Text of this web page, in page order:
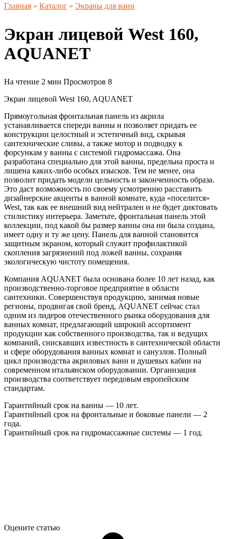
Главная » Каталог » Экраны для ванн
Экран лицевой West 160,
AQUANET
На чтение 2 мин Просмотров 8
Экран лицевой West 160, AQUANET
Прямоугольная фронтальная панель из акрила
устанавливается спереди ванны и позволяет придать ее
конструкции целостный и эстетичный вид, скрывая
сантехнические сливы, а также мотор и подводку к
форсункам у ванны с системой гидромассажа. Она
разработана специально для этой ванны, предельна проста и
лишена каких-либо особых изысков. Тем не менее, она
позволит придать модели цельность и законченность образа.
Это даст возможность по своему усмотрению расставить
дизайнерские акценты в ванной комнате, куда «поселится»
West, так как ее внешний вид нейтрален и не будет диктовать
стилистику интерьера. Заметьте, фронтальная панель этой
коллекции, под какой бы размер ванны она ни была создана,
имеет одну и ту же цену. Панель для ванной становится
защитным экраном, который служит профилактикой
скопления загрязнений под ложей ванны, сохраняя
экологическую чистоту помещения.
Компания AQUANET была основана более 10 лет назад, как
производственно-торговое предприятие в области
сантехники. Совершенствуя продукцию, занимая новые
регионы, продвигая свой бренд, AQUANET сейчас стал
одним из лидеров отечественного рынка оборудования для
ванных комнат, предлагающий широкий ассортимент
продукции как собственного производства, так и ведущих
компаний, снискавших известность в сантехнической области
и сфере оборудования ванных комнат и санузлов. Полный
цикл производства акриловых ванн и душевых кабин на
современном итальянском оборудовании. Организация
производства соответствует передовым европейским
стандартам.
Гарантийный срок на ванны — 10 лет.
Гарантийный срок на фронтальные и боковые панели — 2
года.
Гарантийный срок на гидромассажные системы — 1 год.
Оцените статью